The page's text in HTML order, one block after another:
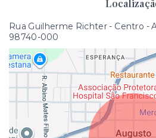
Rua Guilherme Richter - Centro -
98740-000